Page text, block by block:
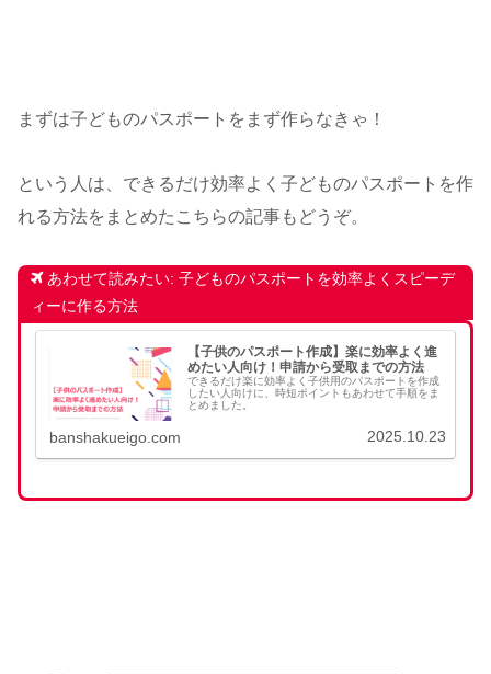
まずは子どものパスポートをまず作らなきゃ！
という人は、できるだけ効率よく子どものパスポートを作
れる方法をまとめたこちらの記事もどうぞ。
あわせて読みたい: 子どものパスポートを効率よくスピーデ
ィーに作る方法
【子供のパスポート作成】楽に効率よく進
めたい人向け！申請から受取までの方法
できるだけ楽に効率よく子供用のパスポートを作成
したい人向けに、時短ポイントもあわせて手順をま
とめました。
banshakueigo.com 2025.10.23